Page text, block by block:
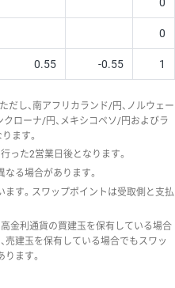
0
0.55 -0.55 1
だし、南アフリカランド/円、ノルウェー
クローナ/円、メキシコペソ/円およびラ
ます。
った2営業日後となります。
る場合があります。
す。スワップポイントは受取側と支払
金利通貨の買建玉を保有している場合
売建玉を保有している場合でもスワッ
ます。